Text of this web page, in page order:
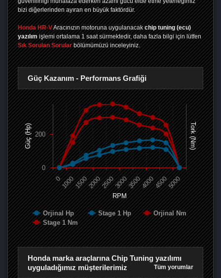
bizi diğerlerinden ayıran en büyük faktördür.
Honda HR-VAracınızın motoruna uygulanacak chip tuning (ecu)
yazılım işlemi ortalama 1 saat sürmektedir, daha fazla bilgi için lütfen
Sık Sorulan Sorular bölümümüzü inceleyiniz.
Güç Kazanım - Performans Grafiği
RPM
Güç (Hp) Tork (Nm)
Orjinal Hp Stage 1 Hp
Orjinal Nm
Stage 1 Nm
0 100015002000250030003500400045005000
0
200
Honda marka araçlarına Chip Tuning yazılımı
uyguladığımız müşterilerimiz
Tüm yorumlar